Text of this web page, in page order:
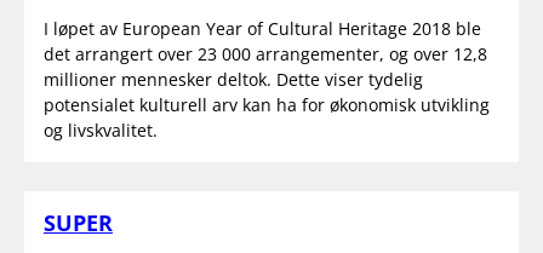
I løpet av European Year of Cultural Heritage 2018 ble
det arrangert over 23 000 arrangementer, og over 12,8
millioner mennesker deltok. Dette viser tydelig
potensialet kulturell arv kan ha for økonomisk utvikling
og livskvalitet.
SUPER